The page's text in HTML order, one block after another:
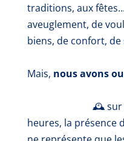
traditions, aux
aveuglement, de
biens, de confort,
Mais, nous avons
🕰️ sur une
heures, la présence